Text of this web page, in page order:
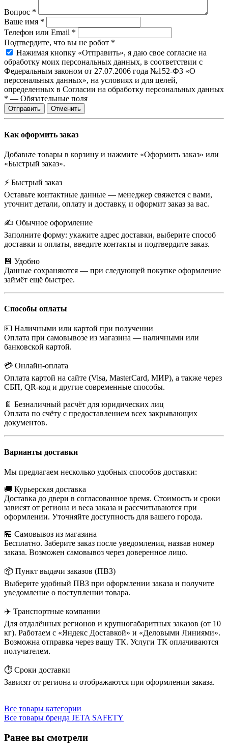
Вопрос *
Ваше имя *
Телефон или Email *
Подтвердите, что вы не робот *
Нажимая кнопку «Отправить», я даю свое согласие на
обработку моих персональных данных, в соответствии с
Федеральным законом от 27.07.2006 года №152-ФЗ «О
персональных данных», на условиях и для целей,
определенных в Согласии на обработку персональных данных
* — Обязательные поля
Отправить Отменить
Как оформить заказ
Добавьте товары в корзину и нажмите «Оформить заказ» или
«Быстрый заказ».
⚡ Быстрый заказ
Оставьте контактные данные — менеджер свяжется с вами,
уточнит детали, оплату и доставку, и оформит заказ за вас.
✍️ Обычное оформление
Заполните форму: укажите адрес доставки, выберите способ
доставки и оплаты, введите контакты и подтвердите заказ.
💾 Удобно
Данные сохраняются — при следующей покупке оформление
займёт ещё быстрее.
Способы оплаты
💵 Наличными или картой при получении
Оплата при самовывозе из магазина — наличными или
банковской картой.
💳 Онлайн-оплата
Оплата картой на сайте (Visa, MasterCard, МИР), а также через
СБП, QR-код и другие современные способы.
📄 Безналичный расчёт для юридических лиц
Оплата по счёту с предоставлением всех закрывающих
документов.
Варианты доставки
Мы предлагаем несколько удобных способов доставки:
🚚 Курьерская доставка
Доставка до двери в согласованное время. Стоимость и сроки
зависят от региона и веса заказа и рассчитываются при
оформлении. Уточняйте доступность для вашего города.
🏪 Самовывоз из магазина
Бесплатно. Заберите заказ после уведомления, назвав номер
заказа. Возможен самовывоз через доверенное лицо.
📦 Пункт выдачи заказов (ПВЗ)
Выберите удобный ПВЗ при оформлении заказа и получите
уведомление о поступлении товара.
✈️ Транспортные компании
Для отдалённых регионов и крупногабаритных заказов (от 10
кг). Работаем с «Яндекс Доставкой» и «Деловыми Линиями».
Возможна отправка через вашу ТК. Услуги ТК оплачиваются
получателем.
⏱️ Сроки доставки
Зависят от региона и отображаются при оформлении заказа.
Все товары категории
Все товары бренда JETA SAFETY
Ранее вы смотрели